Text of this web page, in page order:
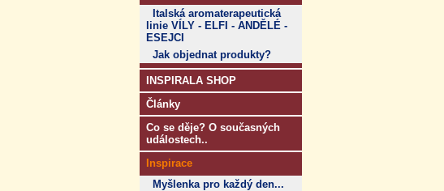
Italská aromaterapeutická
linie VÍLY - ELFI - ANDĚLÉ -
ESEJCI
Jak objednat produkty?
INSPIRALA SHOP
Články
Co se děje? O současných
událostech..
Inspirace
Myšlenka pro každý den...